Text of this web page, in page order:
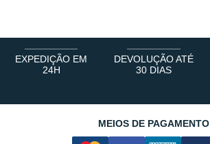
EXPEDIÇÃO EM
24H
DEVOLUÇÃO ATÉ
30 DIAS
MEIOS DE PAGAMENTO